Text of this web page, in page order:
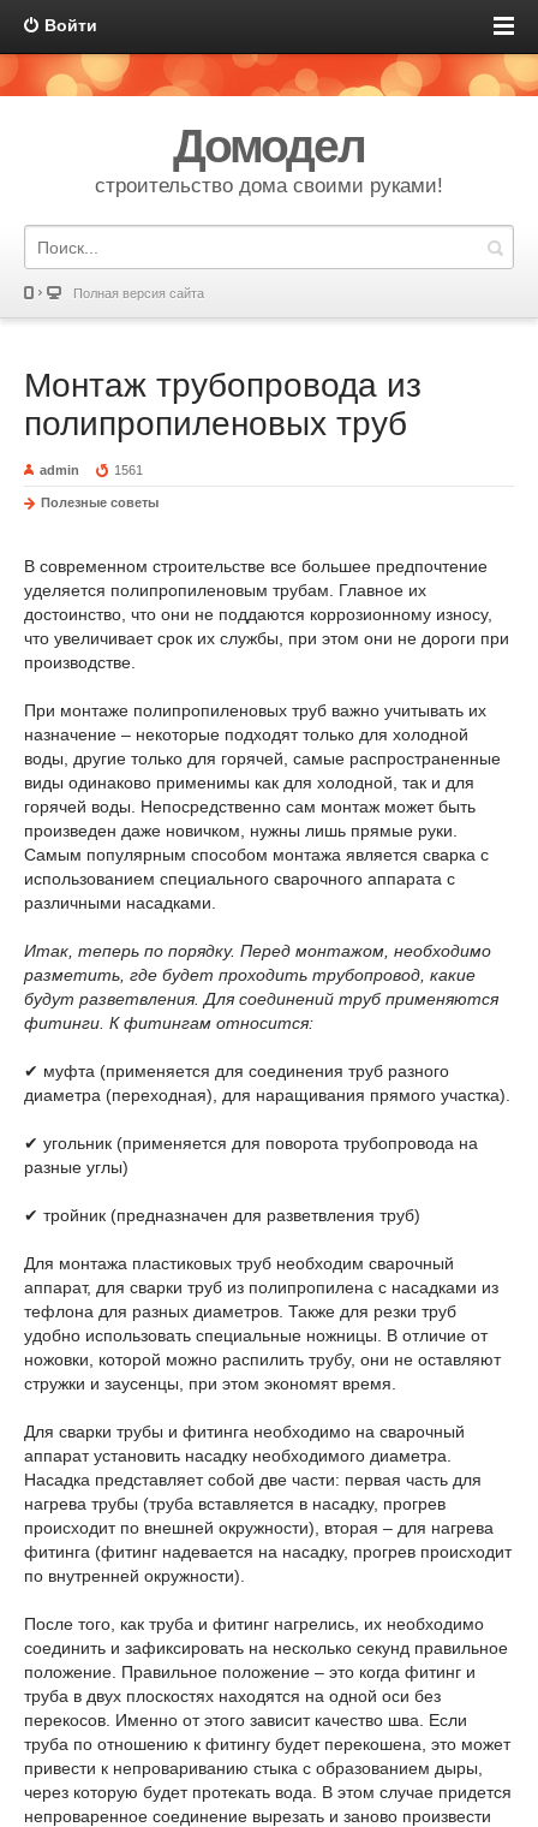
Войти
Домодел
строительство дома своими руками!
Полная версия сайта
Монтаж трубопровода из
полипропиленовых труб
admin 1561
Полезные советы
В современном строительстве все большее предпочтение
уделяется полипропиленовым трубам. Главное их
достоинство, что они не поддаются коррозионному износу,
что увеличивает срок их службы, при этом они не дороги при
производстве.
При монтаже полипропиленовых труб важно учитывать их
назначение – некоторые подходят только для холодной
воды, другие только для горячей, самые распространенные
виды одинаково применимы как для холодной, так и для
горячей воды. Непосредственно сам монтаж может быть
произведен даже новичком, нужны лишь прямые руки.
Самым популярным способом монтажа является сварка с
использованием специального сварочного аппарата с
различными насадками.
Итак, теперь по порядку. Перед монтажом, необходимо
разметить, где будет проходить трубопровод, какие
будут разветвления. Для соединений труб применяются
фитинги. К фитингам относится:
✔ муфта (применяется для соединения труб разного
диаметра (переходная), для наращивания прямого участка).
✔ угольник (применяется для поворота трубопровода на
разные углы)
✔ тройник (предназначен для разветвления труб)
Для монтажа пластиковых труб необходим сварочный
аппарат, для сварки труб из полипропилена с насадками из
тефлона для разных диаметров. Также для резки труб
удобно использовать специальные ножницы. В отличие от
ножовки, которой можно распилить трубу, они не оставляют
стружки и заусенцы, при этом экономят время.
Для сварки трубы и фитинга необходимо на сварочный
аппарат установить насадку необходимого диаметра.
Насадка представляет собой две части: первая часть для
нагрева трубы (труба вставляется в насадку, прогрев
происходит по внешней окружности), вторая – для нагрева
фитинга (фитинг надевается на насадку, прогрев происходит
по внутренней окружности).
После того, как труба и фитинг нагрелись, их необходимо
соединить и зафиксировать на несколько секунд правильное
положение. Правильное положение – это когда фитинг и
труба в двух плоскостях находятся на одной оси без
перекосов. Именно от этого зависит качество шва. Если
труба по отношению к фитингу будет перекошена, это может
привести к непровариванию стыка с образованием дыры,
через которую будет протекать вода. В этом случае придется
непроваренное соединение вырезать и заново произвести